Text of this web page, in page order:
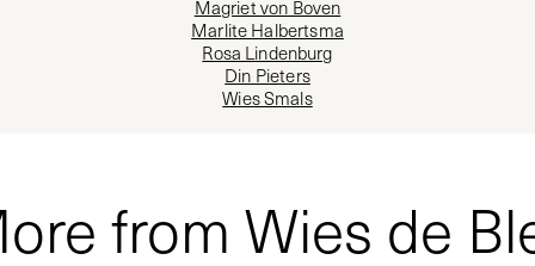
Magriet von Boven
Marlite Halbertsma
Rosa Lindenburg
Din Pieters
Wies Smals
from Wies de